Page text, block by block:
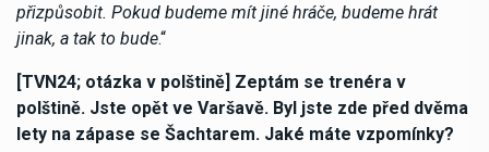
přizpůsobit. Pokud budeme mít jiné hráče, budeme hrát
jinak, a tak to bude.“
[TVN24; otázka v polštině] Zeptám se trenéra v
polštině. Jste opět ve Varšavě. Byl jste zde před dvěma
lety na zápase se Šachtarem. Jaké máte vzpomínky?